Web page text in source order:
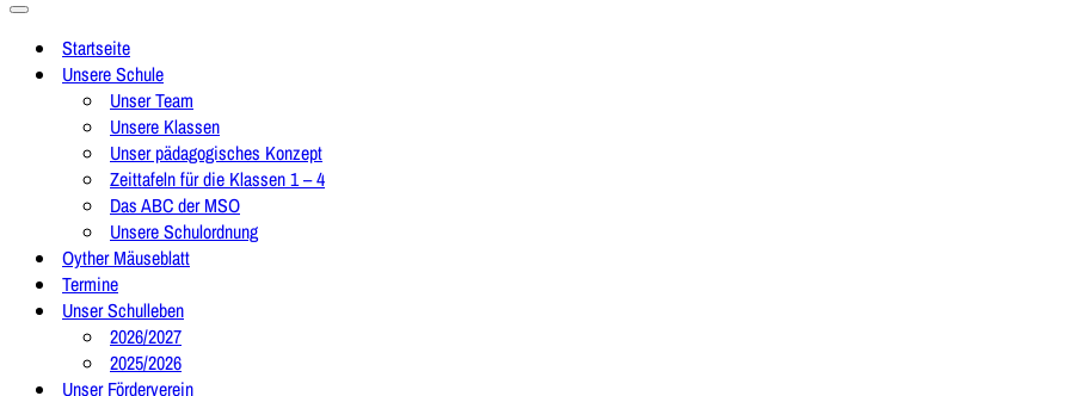
Navigationsmenü
Startseite
Unsere Schule
Unser Team
Unsere Klassen
Unser pädagogisches Konzept
Zeittafeln für die Klassen 1 – 4
Das ABC der MSO
Unsere Schulordnung
Oyther Mäuseblatt
Termine
Unser Schulleben
2026/2027
2025/2026
Unser Förderverein